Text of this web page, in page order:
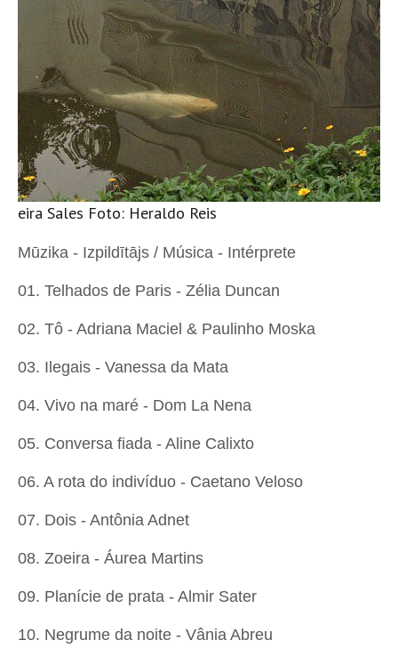
Sales Foto: Heraldo Reis
Mūzika - Izpildītājs / Música - Intérprete
01. Telhados de Paris - Zélia Duncan
02. Tô - Adriana Maciel & Paulinho Moska
03. Ilegais - Vanessa da Mata
04. Vivo na maré - Dom La Nena
05. Conversa fiada - Aline Calixto
06. A rota do indivíduo - Caetano Veloso
07. Dois - Antônia Adnet
08. Zoeira - Áurea Martins
09. Planície de prata - Almir Sater
10. Negrume da noite - Vânia Abreu